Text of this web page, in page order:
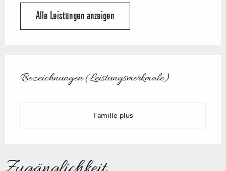
Alle Leistungen anzeigen
Bezeichnungen (Leistungsmerkmale)
Bezeichnungen (Leistungsmerkmale)
Famille plus